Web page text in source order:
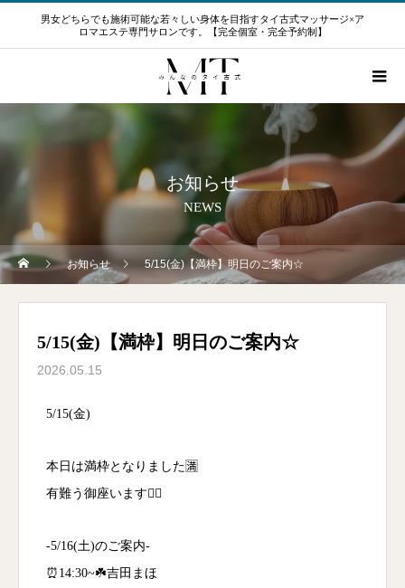
男女どちらでも施術可能な若々しい身体を目指すタイ古式マッサージ×ア
ロマエステ専門サロンです。【完全個室・完全予約制】
お知らせ
NEWS
お知らせ 5/15(金)【満枠】明日のご案内☆
5/15(金)【満枠】明日のご案内☆
2026.05.15
5/15(金)
本日は満枠となりました🈵
有難う御座います🙇‍♀️
-5/16(土)のご案内-
⏰14:30~☘️吉田まほ